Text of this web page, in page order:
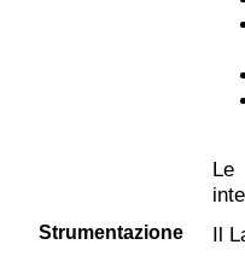
Le
Strumentazione Il